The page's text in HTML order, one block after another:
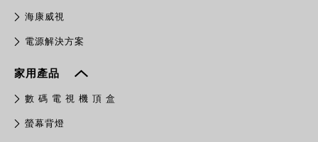
​海康威視
電源解決方案
家用產品
數 碼 電 視 機 頂 盒
螢幕背燈